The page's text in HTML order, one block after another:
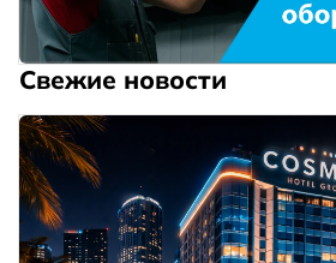
Свежие новости